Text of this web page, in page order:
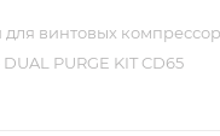
для винтовых
PURGE KIT CD65